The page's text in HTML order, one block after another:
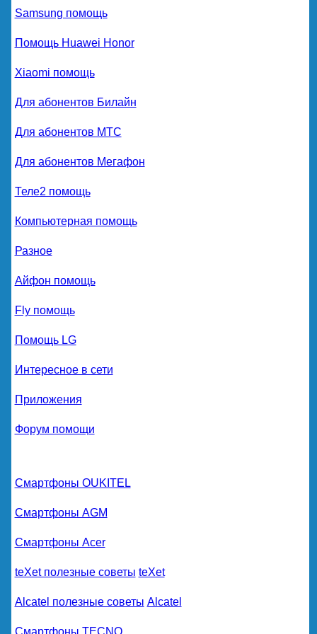
Samsung помощь
Помощь Huawei Honor
Xiaomi помощь
Для абонентов Билайн
Для абонентов МТС
Для абонентов Мегафон
Теле2 помощь
Компьютерная помощь
Разное
Айфон помощь
Fly помощь
Помощь LG
Интересное в сети
Приложения
Форум помощи
Смартфоны OUKITEL
Смартфоны AGM
Смартфоны Acer
teXet полезные советы teXet
Alcatel полезные советы Alcatel